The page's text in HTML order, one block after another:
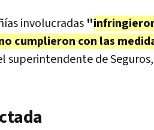
involucradas "
cumplieron con las
superintendente de Seguros,